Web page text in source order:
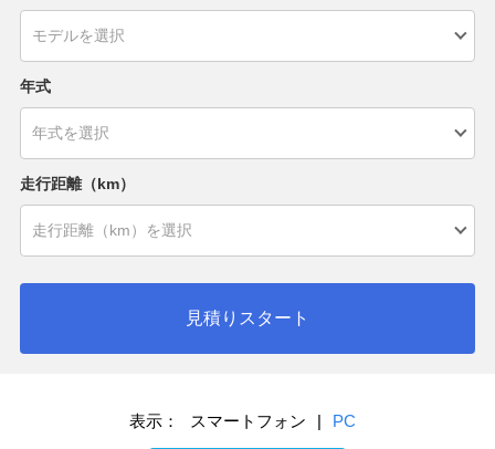
年式
走行距離（km）
見積りスタート
表示： スマートフォン | PC